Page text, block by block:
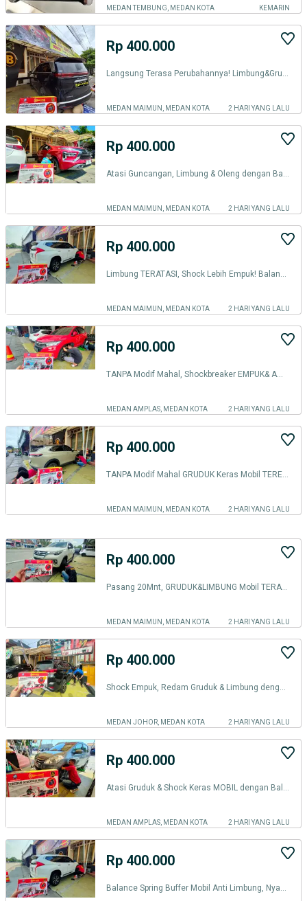
MEDAN TEMBUNG, MEDAN KOTA KEMARIN
Rp 400.000
MEDAN MAIMUN, MEDAN KOTA 2 HARI YANG LALU
Rp 400.000
MEDAN MAIMUN, MEDAN KOTA 2 HARI YANG LALU
Rp 400.000
MEDAN MAIMUN, MEDAN KOTA 2 HARI YANG LALU
Rp 400.000
MEDAN AMPLAS, MEDAN KOTA 2 HARI YANG LALU
Rp 400.000
MEDAN MAIMUN, MEDAN KOTA 2 HARI YANG LALU
Rp 400.000
Pasang 20Mnt, GRUDUK&LIMBUNG Mobil TERATASI dg BALANCE Damper di MEDAN
MEDAN MAIMUN, MEDAN KOTA 2 HARI YANG LALU
Rp 400.000
MEDAN JOHOR, MEDAN KOTA 2 HARI YANG LALU
Rp 400.000
MEDAN AMPLAS, MEDAN KOTA 2 HARI YANG LALU
Rp 400.000